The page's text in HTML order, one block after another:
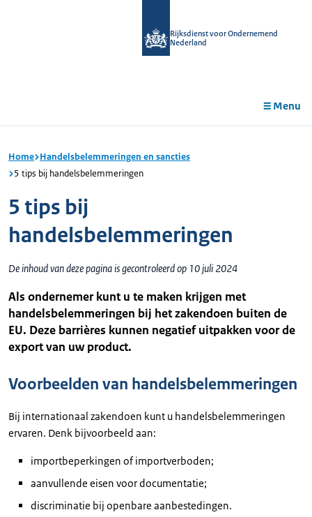
Rijksdienst voor Ondernemend
Nederland
Menu
Home Handelsbelemmeringen en sancties
5 tips bij handelsbelemmeringen
5 tips bij
handelsbelemmeringen
De inhoud van deze pagina is gecontroleerd op 10 juli 2024
Als ondernemer kunt u te maken krijgen met
handelsbelemmeringen bij het zakendoen buiten de
EU. Deze barrières kunnen negatief uitpakken voor de
export van uw product.
Voorbeelden van handelsbelemmeringen
Bij internationaal zakendoen kunt u handelsbelemmeringen
ervaren. Denk bijvoorbeeld aan:
importbeperkingen of importverboden;
aanvullende eisen voor documentatie;
discriminatie bij openbare aanbestedingen.